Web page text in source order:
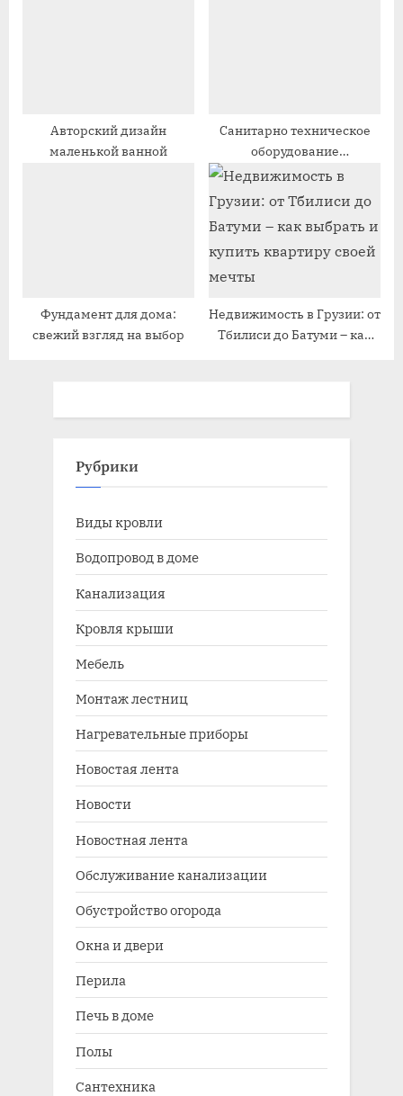
Авторский дизайн
маленькой ванной
Санитарно техническое
оборудование
строительных материалов
Фундамент для дома:
свежий взгляд на выбор
Недвижимость в Грузии: от
Тбилиси до Батуми – как
Рубрики
Виды кровли
Водопровод в доме
Канализация
Кровля крыши
Мебель
Монтаж лестниц
Нагревательные приборы
Новостая лента
Новости
Новостная лента
Обслуживание канализации
Обустройство огорода
Окна и двери
Перила
Печь в доме
Полы
Сантехника